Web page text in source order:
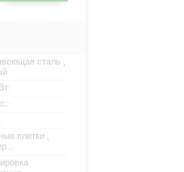
сталь ,
плитки ,